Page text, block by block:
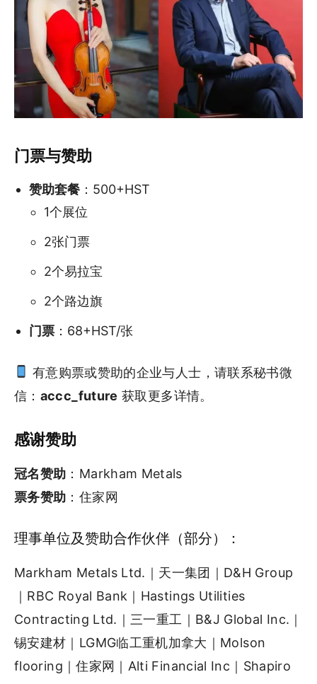
门票与赞助
赞助套餐 ：500+HST
1个展位
2张门票
2个易拉宝
2个路边旗
门票 ：68+HST/张
有意购票或赞助的企业与人士，请联系秘书微
信： accc_future 获取更多详情。
感谢赞助
冠名赞助 ：Markham Metals
票务赞助 ：住家网
理事单位及赞助合作伙伴（部分）：
Markham Metals Ltd.｜天一集团｜D&H Group
｜RBC Royal Bank｜Hastings Utilities
Contracting Ltd.｜三一重工｜B&J Global Inc.｜
锡安建材｜LGMG临工重机加拿大｜Molson
flooring｜住家网｜Alti Financial Inc｜Shapiro